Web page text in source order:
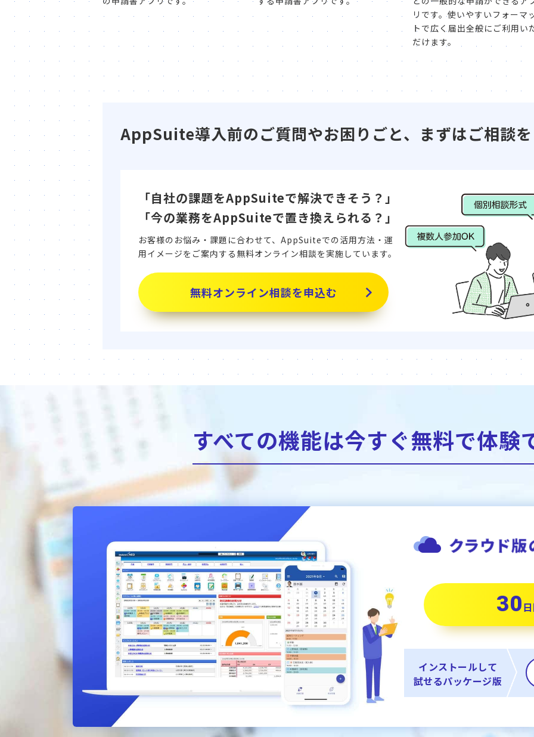
リです。使いやすいフォーマ
トで広く届出全般にご利用い
だけます。
AppSuite導入前のご質問やお困りごと、まずはご相談を
「自社の課題をAppSuiteで解決できそう？」
「今の業務をAppSuiteで置き換えられる？」
お客様のお悩み・課題に合わせて、AppSuiteでの活用方法・運
用イメージをご案内する無料オンライン相談を実施しています。
無料オンライン相談を申込む
すべての機能は今すぐ無料で体験
30
インストールして
試せるパッケージ版